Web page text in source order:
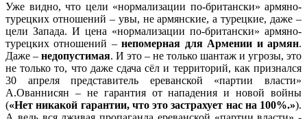
Уже видно, что цели «нормализации по-британски» армяно-
турецких отношений – увы, не армянские, а турецкие, даже –
цели Запада. И цена «нормализации по-британски» армяно-
турецких отношений –непомерная для Армении и армян.
Даже – недопустимая. И это – не только шантаж и угрозы, это
не только то, что даже сдача сёл и территорий, как признался
30 апреля представитель ереванской «партии власти»
А.Ованнисян – не гарантия от нападения и новой войны
(«Нет никакой гарантии, что это застрахует нас на 100%.»).